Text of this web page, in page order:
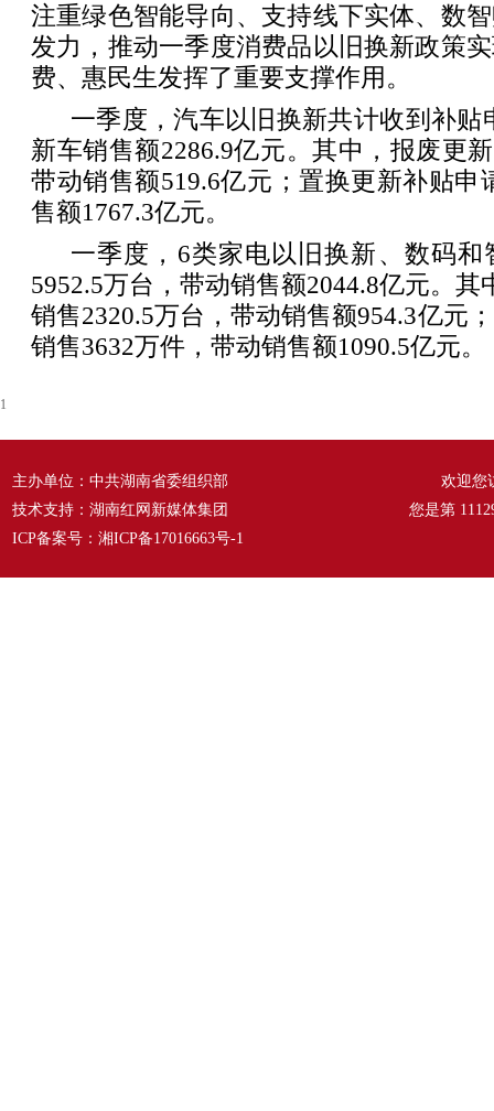
注重绿色智能导向、支持线下实体、数
发力，推动一季度消费品以旧换新政策
费、惠民生发挥了重要支撑作用。
一季度，汽车以旧换新共计收到补贴
新车销售额2286.9亿元。其中，报废更
带动销售额519.6亿元；置换更新补贴申
售额1767.3亿元。
一季度，6类家电以旧换新、数码
5952.5万台，带动销售额2044.8亿元。
销售2320.5万台，带动销售额954.3亿元
销售3632万件，带动销售额1090.5亿元。
1
主办单位：中共湖南省委组织部
技术支持：湖南红网新媒体集团
ICP备案号： 湘ICP备17016663号-1
欢迎您
您是第